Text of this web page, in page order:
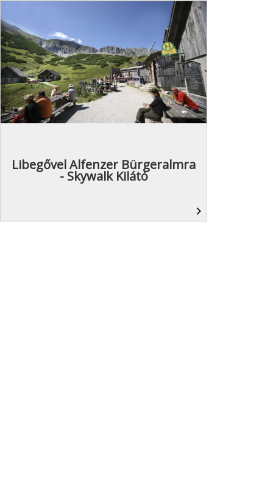
Libegővel Alfenzer Bürgeralmra
- Skywalk Kilátó
navigate_next